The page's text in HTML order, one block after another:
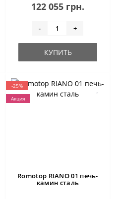
122 055 грн.
- +
КУПИТЬ
-25%
Акция
Romotop RIANO 01 печь-
камин сталь